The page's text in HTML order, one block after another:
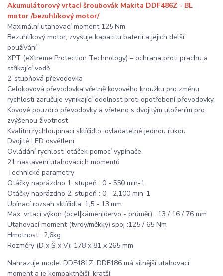
Akumulátorový vrtací šroubovák Makita DDF486Z - BL
motor /bezuhlíkový motor/
Maximální utahovací moment 125 Nm
Bezuhlíkový motor, zvyšuje kapacitu baterií a jejich delší
používání
XPT (eXtreme Protection Technology) – ochrana proti prachu a
stříkající vodě
2-stupňová převodovka
Celokovová převodovka včetně kovového kroužku pro změnu
rychlosti zaručuje vynikající odolnost proti opotřebení převodovky,
Kovové pouzdro převodovky a vřeteno s dvojitým uložením pro
zvýšenou životnost
Kvalitní rychloupínací sklíčidlo, ovladatelné jednou rukou
Dvojité LED osvětlení
Ovládání rychlosti otáček pomocí vypínače
21 nastavení utahovacích momentů
Technické parametry
Otáčky naprázdno 1, stupeň : 0 - 550 min-1
Otáčky naprázdno 2, stupeň : 0 - 2,100 min-1
Upínací rozsah sklíčidla: 1,5 - 13 mm
Max, vrtací výkon (ocel|kámen|dervo - průměr) : 13 / 16 / 76 mm
Utahovací moment (tvrdý/měkký) spoj :125 / 65 Nm
Hmotnost : 2,6kg
Rozměry (D x Š x V): 178 x 81 x 265 mm
Nahrazuje model DDF481Z, DDF486 má silnější utahovací
moment a je kompaktnější, kratší